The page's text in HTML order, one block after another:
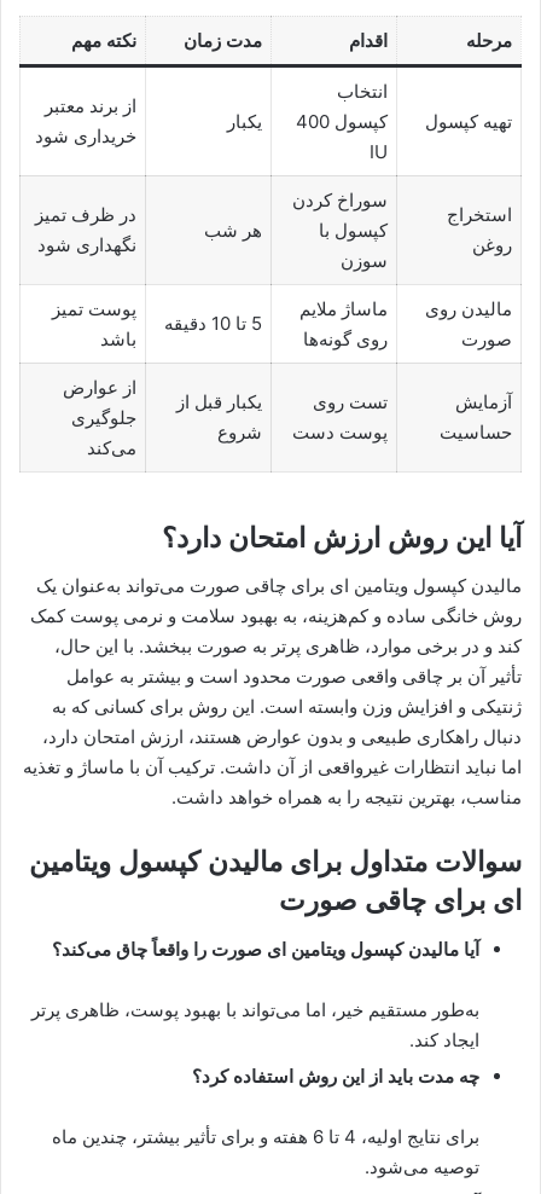
مرحله اقدام مدت زمان نکته مهم
تهیه کپسول
انتخاب
کپسول 400
IU
یکبار
از برند معتبر
خریداری شود
استخراج
روغن
سوراخ کردن
کپسول با
سوزن
هر شب
در ظرف تمیز
نگهداری شود
مالیدن روی
صورت
ماساژ ملایم
روی گونه‌ها
5 تا 10 دقیقه
پوست تمیز
باشد
آزمایش
حساسیت
تست روی
پوست دست
یکبار قبل از
شروع
از عوارض
جلوگیری
می‌کند
آیا این روش ارزش امتحان دارد؟
مالیدن کپسول ویتامین ای برای چاقی صورت می‌تواند به‌عنوان یک
روش خانگی ساده و کم‌هزینه، به بهبود سلامت و نرمی پوست کمک
کند و در برخی موارد، ظاهری پرتر به صورت ببخشد. با این حال،
تأثیر آن بر چاقی واقعی صورت محدود است و بیشتر به عوامل
ژنتیکی و افزایش وزن وابسته است. این روش برای کسانی که به
دنبال راهکاری طبیعی و بدون عوارض هستند، ارزش امتحان دارد،
اما نباید انتظارات غیرواقعی از آن داشت. ترکیب آن با ماساژ و تغذیه
مناسب، بهترین نتیجه را به همراه خواهد داشت.
سوالات متداول برای مالیدن کپسول ویتامین
ای برای چاقی صورت
آیا مالیدن کپسول ویتامین ای صورت را واقعاً چاق می‌کند؟
به‌طور مستقیم خیر، اما می‌تواند با بهبود پوست، ظاهری پرتر
ایجاد کند.
چه مدت باید از این روش استفاده کرد؟
برای نتایج اولیه، 4 تا 6 هفته و برای تأثیر بیشتر، چندین ماه
توصیه می‌شود.